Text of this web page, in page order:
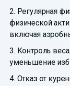
2. Регулярная
физической
включая
3. Контроль
уменьшение
4. Отказ от